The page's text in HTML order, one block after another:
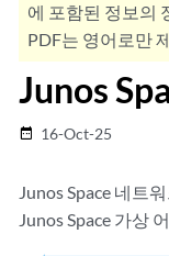
에 포함된 정보의
PDF는 영어로만
Junos
date_range 16-Oct-25
Junos Space 네트
Junos Space 가상